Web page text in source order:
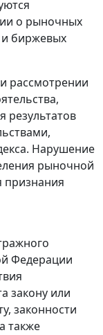
о рыночных
и биржевых
рассмотрении
результатов
Нарушение
рыночной
признания
Федерации
закону или
законности
также